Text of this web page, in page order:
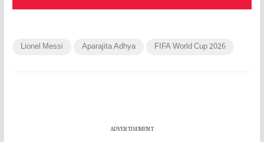
Lionel Messi Aparajita Adhya FIFA World Cup 2026
ADVERTISEMENT